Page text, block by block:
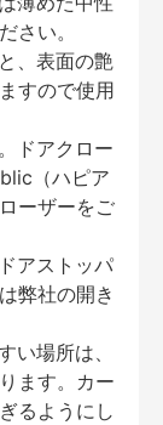
さい。
、表面の艶
すので使用
ドアクロー
（ハピア
ーザーをご
アストッパ
弊社の開き
い場所は、
ます。カー
るようにし